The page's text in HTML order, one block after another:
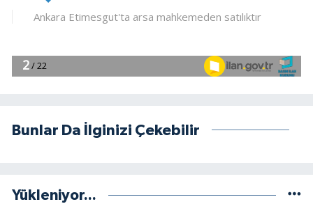
Bunlar Da İlginizi Çekebilir
Yükleniyor...